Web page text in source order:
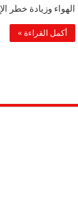
الهواء وزيادة خطر
أكمل القراءة »